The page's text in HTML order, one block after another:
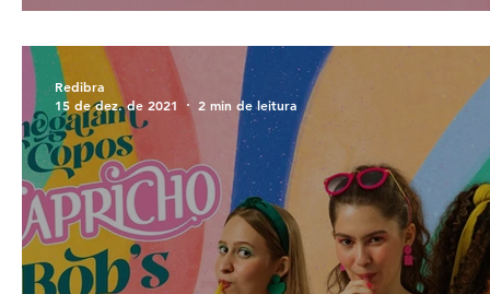
Redibra
15 de dez. de 2021
2 min de leitura